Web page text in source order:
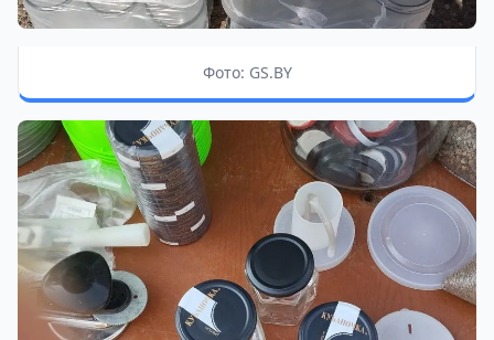
Фото: GS.BY